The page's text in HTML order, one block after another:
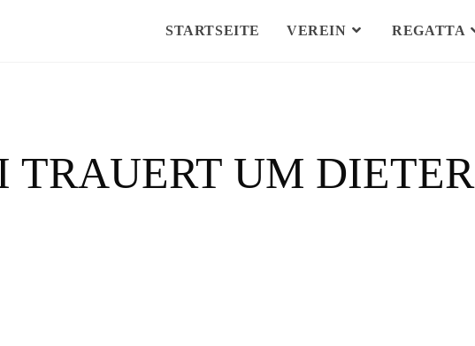
STARTSEITE VEREIN REGATTA
TRAUERT UM DIETER